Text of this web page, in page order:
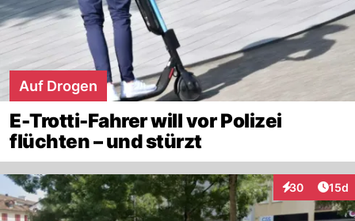
Auf Drogen
E-Trotti-Fahrer will vor Polizei
flüchten – und stürzt
30
Interaktionen
15d